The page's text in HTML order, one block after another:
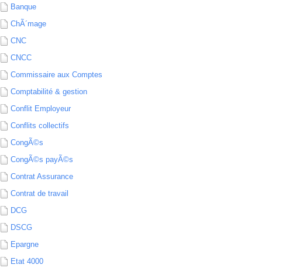
Banque
ChÃ´mage
CNC
CNCC
Commissaire aux Comptes
Comptabilité & gestion
Conflit Employeur
Conflits collectifs
CongÃ©s
CongÃ©s payÃ©s
Contrat Assurance
Contrat de travail
DCG
DSCG
Epargne
Etat 4000